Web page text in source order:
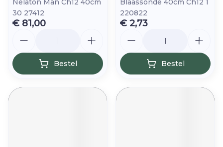
Nelaton Man Ch12 40cm
30 27412
€ 81,00
Bestel
Blaassonde 40cm Ch12 1
220822
€ 2,73
Bestel